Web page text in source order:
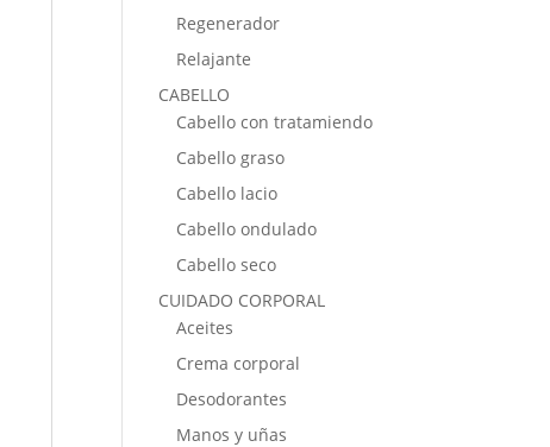
Regenerador
Relajante
CABELLO
Cabello con tratamiendo
Cabello graso
Cabello lacio
Cabello ondulado
Cabello seco
CUIDADO CORPORAL
Aceites
Crema corporal
Desodorantes
Manos y uñas